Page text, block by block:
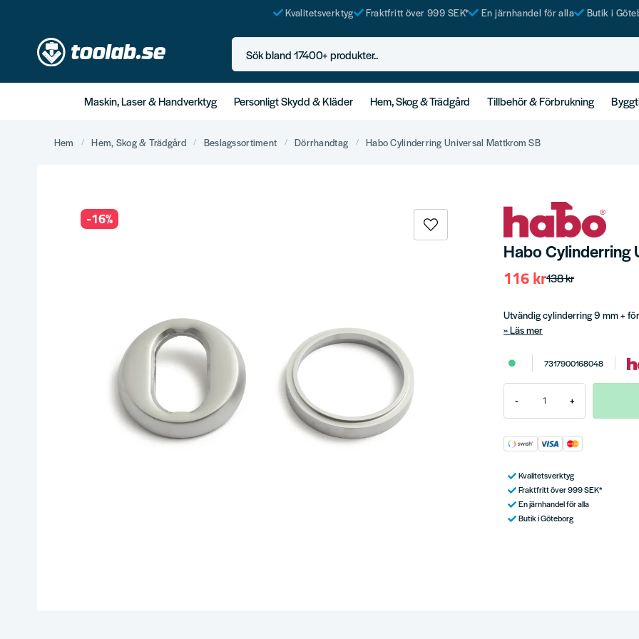
Kvalitetsverktyg Fraktfritt över 999 SEK* En järnhandel för alla Butik i
Sök bland 17400+ produkter..
Maskin, Laser & Handverktyg Personligt Skydd & Kläder Hem, Skog & Trädgård Tillbehör & Förbrukning
Hem Hem, Skog & Trädgård Beslagssortiment Dörrhandtag Habo Cylinderring Universal Mattkrom SB
-16%
Habo Cylinderring
138 kr
116 kr
Utvändig cylinderring 9 mm +
Läs mer
7317900168048
- +
Kvalitetsverktyg
Fraktfritt över 999 SEK*
En järnhandel för alla
Butik i Göteborg